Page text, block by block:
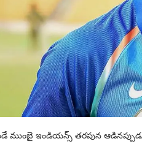
ముంబై ఇండియన్స్ తరపున